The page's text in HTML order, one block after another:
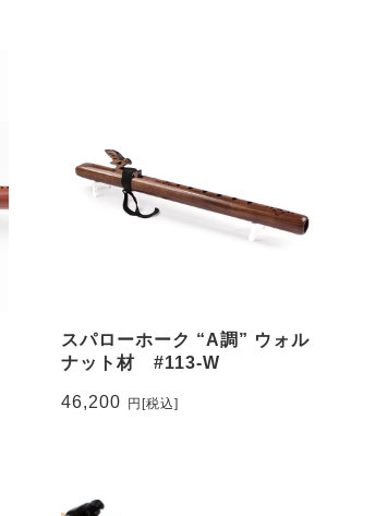
スパローホーク “A調” ウォル
ナット材 #113-W
46,200 円[税込]